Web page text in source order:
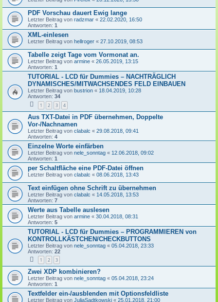
PDF Vorschau dauert Ewig lange
Letzter Beitrag von radzmar « 22.02.2020, 16:50
Antworten: 1
XML-einlesen
Letzter Beitrag von hellroger « 27.10.2019, 08:53
Tabelle zeigt Tage vom Vormonat an.
Letzter Beitrag von armine « 26.05.2019, 13:15
Antworten: 1
TUTORIAL - LCD für Dummies – NACHTRÄGLICH
DYNAMISCHES/MITWACHSENDES FELD EINBAUEN
Letzter Beitrag von bustrion « 18.04.2019, 10:28
Antworten: 34
1 2 3 4
Aus TXT-Datei in PDF übernehmen, Doppelte
Vor-/Nachnamen
Letzter Beitrag von clabalc « 29.08.2018, 09:41
Antworten: 4
Einzelne Worte einfärben
Letzter Beitrag von nele_sonntag « 12.06.2018, 09:02
Antworten: 1
per Schaltfläche eine PDF-Datei öffnen
Letzter Beitrag von clabalc « 08.06.2018, 13:43
Text einfügen ohne Schrift zu übernehmen
Letzter Beitrag von clabalc « 14.05.2018, 13:53
Antworten: 7
Werte aus Tabelle auslesen
Letzter Beitrag von armine « 30.04.2018, 08:31
Antworten: 5
TUTORIAL - LCD für Dummies – PROGRAMMIEREN von
KONTROLLKÄSTCHEN/CHECKBUTTONS
Letzter Beitrag von nele_sonntag « 05.04.2018, 23:33
Antworten: 22
1 2 3
Zwei XDP kombinieren?
Letzter Beitrag von nele_sonntag « 05.04.2018, 23:24
Antworten: 1
Textfelder ein-/ausblenden mit Optionsfeldliste
Letzter Beitrag von JuliaSadtkowski « 25.01.2018, 21:00